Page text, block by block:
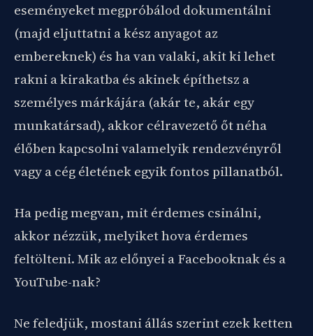
eseményeket megpróbálod dokumentálni
(majd eljuttatni a kész anyagot az
embereknek) és ha van valaki, akit ki lehet
rakni a kirakatba és akinek építhetsz a
személyes márkájára (akár te, akár egy
munkatársad), akkor célravezető őt néha
élőben kapcsolni valamelyik rendezvényről
vagy a cég életének egyik fontos pillanatból.
Ha pedig megvan, mit érdemes csinálni,
akkor nézzük, melyiket hova érdemes
feltölteni. Mik az előnyei a Facebooknak és a
YouTube-nak?
Ne feledjük, mostani állás szerint ezek ketten